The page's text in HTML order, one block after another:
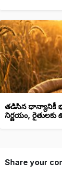
తడిసిన ధాన్యానికీ
నిర్ణయం, రైతులకు
Share your